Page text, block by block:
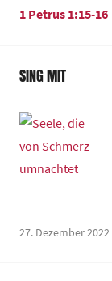
1 Petrus 1:15-16
SING MIT
27. Dezember 2022